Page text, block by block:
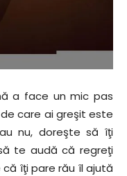
a face un mic pas
care ai greşit este
nu, doreşte să îţi
te audă că regreţi
îţi pare rău îl ajută